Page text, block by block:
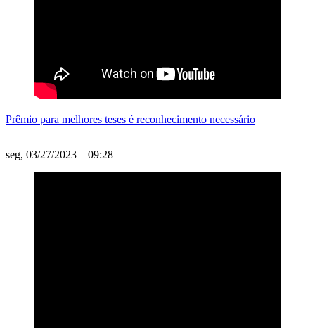
Prêmio para melhores teses é reconhecimento necessário
seg, 03/27/2023 – 09:28